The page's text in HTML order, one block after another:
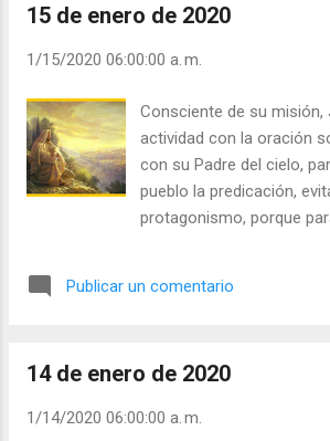
amor del Padre por cada
salud, como signo de
seguir adelante. Santa
ritmo de alegría y
medio de grandes
determinamos a tragar de
y la falta de salud, nunca
Leer ). | Evangelio y
15 de enero de 2020
1/15/2020 06:00:00 a. m.
Consciente de su misión,
actividad con la oración
con su Padre del cielo,
pueblo la predicación,
protagonismo, porque
paso para llevar a los
interior al hombre por la
para liberar de toda
Publicar un comentario
14 de enero de 2020
1/14/2020 06:00:00 a. m.